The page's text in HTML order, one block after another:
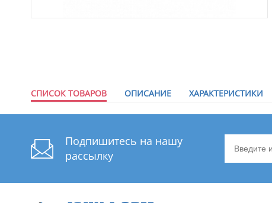
СПИСОК ТОВАРОВ ОПИСАНИЕ ХАРАКТЕРИСТИКИ
Подпишитесь на нашу
рассылку